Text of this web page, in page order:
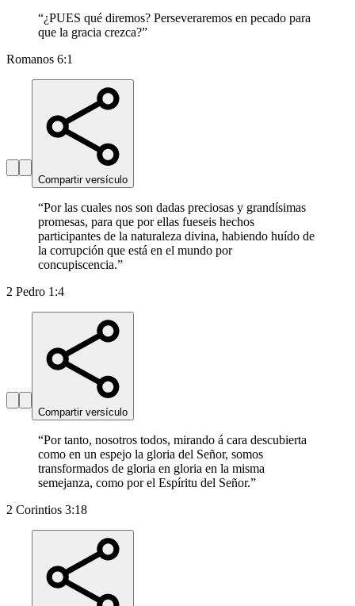
“¿PUES qué diremos? Perseveraremos en pecado para
que la gracia crezca?”
Romanos 6:1
Compartir versículo
“Por las cuales nos son dadas preciosas y grandísimas
promesas, para que por ellas fueseis hechos
participantes de la naturaleza divina, habiendo huído de
la corrupción que está en el mundo por
concupiscencia.”
2 Pedro 1:4
Compartir versículo
“Por tanto, nosotros todos, mirando á cara descubierta
como en un espejo la gloria del Señor, somos
transformados de gloria en gloria en la misma
semejanza, como por el Espíritu del Señor.”
2 Corintios 3:18